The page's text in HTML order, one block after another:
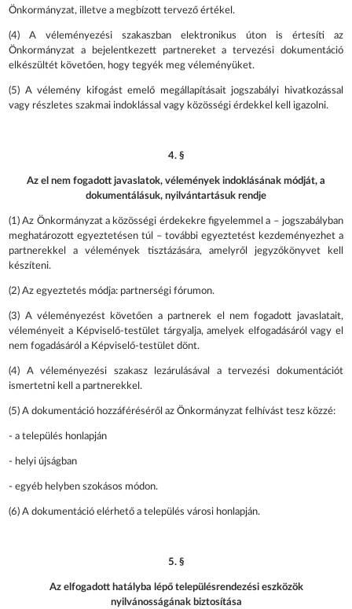
Önkormányzat, illetve a megbízott tervező értékel.
(4) A véleményezési szakaszban elektronikus úton is értesíti az
Önkormányzat a bejelentkezett partnereket a tervezési dokumentáció
elkészültét követően, hogy tegyék meg véleményüket.
(5) A vélemény kifogást emelő megállapításait jogszabályi hivatkozással
vagy részletes szakmai indoklással vagy közösségi érdekkel kell igazolni.
4. §
Az el nem fogadott javaslatok, vélemények indoklásának módját, a
dokumentálásuk, nyilvántartásuk rendje
(1) Az Önkormányzat a közösségi érdekekre figyelemmel a – jogszabályban
meghatározott egyeztetésen túl – további egyeztetést kezdeményezhet a
partnerekkel a vélemények tisztázására, amelyről jegyzőkönyvet kell
készíteni.
(2) Az egyeztetés módja: partnerségi fórumon.
(3) A véleményezést követően a partnerek el nem fogadott javaslatait,
véleményeit a Képviselő-testület tárgyalja, amelyek elfogadásáról vagy el
nem fogadásáról a Képviselő-testület dönt.
(4) A véleményezési szakasz lezárulásával a tervezési dokumentációt
ismertetni kell a partnerekkel.
(5) A dokumentáció hozzáféréséről az Önkormányzat felhívást tesz közzé:
- a település honlapján
- helyi újságban
- egyéb helyben szokásos módon.
(6) A dokumentáció elérhető a település városi honlapján.
5. §
Az elfogadott hatályba lépő településrendezési eszközök
nyilvánosságának biztosítása